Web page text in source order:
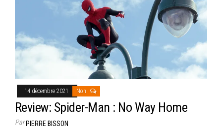
14 décembre 2021 Non
Review: Spider-Man : No Way Home
ParPIERRE BISSON